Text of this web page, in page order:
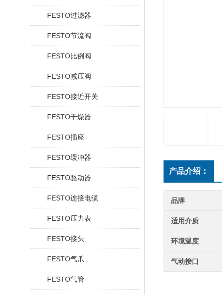
FESTO过滤器
FESTO节流阀
FESTO比例阀
FESTO减压阀
FESTO接近开关
FESTO干燥器
FESTO插座
FESTO缓冲器
FESTO驱动器
FESTO连接电缆
FESTO压力表
FESTO接头
FESTO气爪
FESTO气管
产品介绍：
品牌
适用介质
环境温度
气动接口